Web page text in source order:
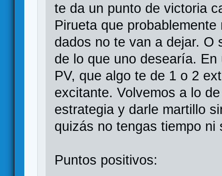
te da un punto de victoria
Pirueta que
dados no te van a dejar. O
de lo que uno desearía.
PV, que algo te de 1 o 2
excitante. Volvemos a lo
estrategia y darle martillo
quizás no tengas tiempo ni
Puntos positivos: